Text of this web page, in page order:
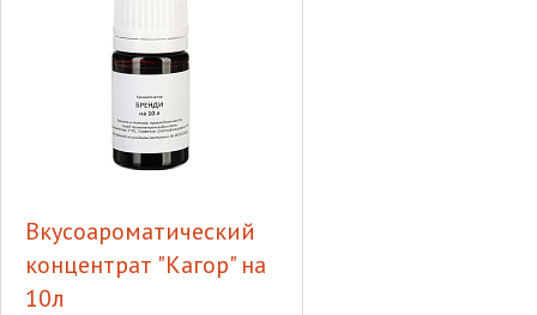
Вкусоароматический
концентрат "Кагор" на
10л